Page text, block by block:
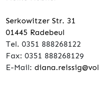
Serkowitzer Str. 31
01445 Radebeul
Tel. 0351 888268122
Fax: 0351 888268129
E-Mail: